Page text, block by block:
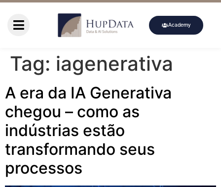
Academy
Tag: iagenerativa
A era da IA Generativa
chegou – como as
indústrias estão
transformando seus
processos